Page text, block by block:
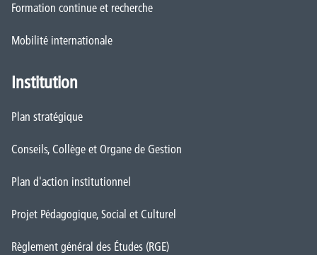
Formation continue et recherche
Mobilité internationale
Institution
Plan stratégique
Conseils, Collège et Organe de Gestion
Plan d'action institutionnel
Projet Pédagogique, Social et Culturel
Règlement général des Études (RGE)